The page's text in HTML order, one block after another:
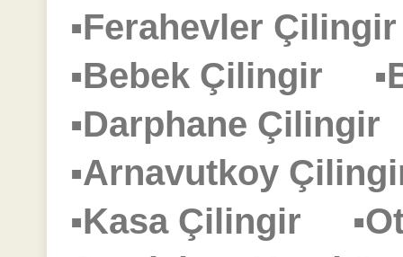
▪Ferahevler
▪Bebek Çilingir
▪Darphane
▪Arnavutkoy
▪Kasa Çilingir